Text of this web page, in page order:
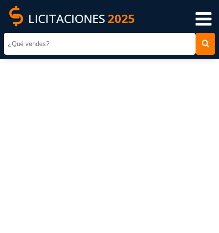
LICITACIONES 2025